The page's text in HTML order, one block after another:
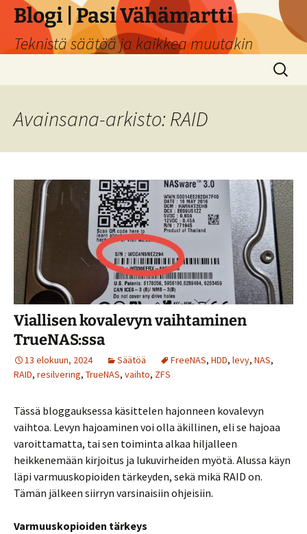
Siirry
sisältöön
Blogi | Pasi Vähämartti
Teknistä säätöä ja kaikkea muutakin
Haku:
Avainsana-arkisto: RAID
Viallisen kovalevyn vaihtaminen
TrueNAS:ssa
13 elokuun, 2024 Säätöä FreeNAS, HDD, levy, NAS,
RAID, resilvering, TrueNAS, vaihto, ZFS
Tässä bloggauksessa käsittelen hajonneen kovalevyn
vaihtoa. Levyn hajoaminen voi olla äkillinen, eli se hajoaa
varoittamatta, tai sen toiminta alkaa hiljalleen
heikkenemään kirjoitus ja lukuvirheiden myötä. Alussa käyn
läpi varmuuskopioiden tärkeyden, sekä mikä RAID on.
Tämän jälkeen siirryn varsinaisiin ohjeisiin.
Varmuuskopioiden tärkeys